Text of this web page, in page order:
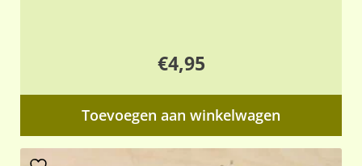
€4,95
Toevoegen aan winkelwagen